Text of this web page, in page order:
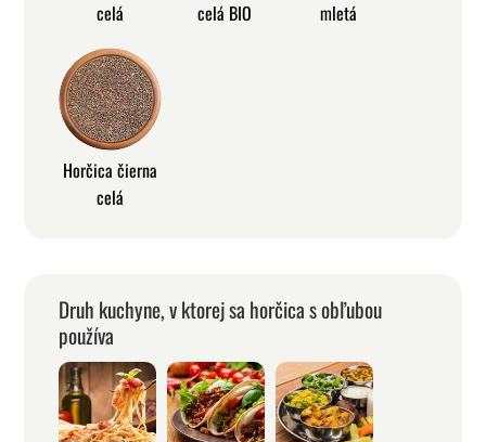
celá celá BIO mletá
Horčica čierna
celá
Druh kuchyne, v ktorej sa horčica s obľubou
používa